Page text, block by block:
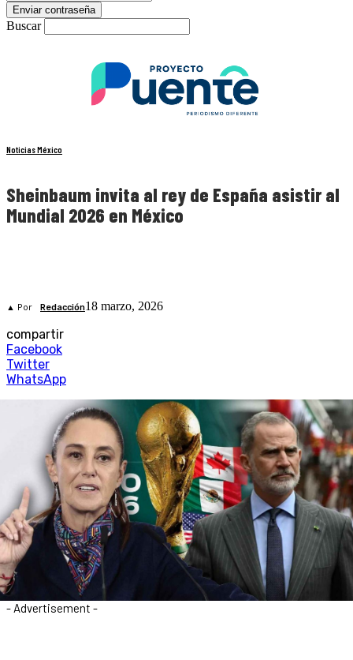
Buscar
Noticias México
Sheinbaum invita al rey de España asistir al
Mundial 2026 en México
▲ Por Redacción18 marzo, 2026
compartir
Facebook
Twitter
WhatsApp
- Advertisement -